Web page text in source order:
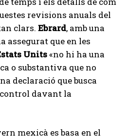
revisions anuals del
clars. Ebrard, amb una
assegurat que en les
Units«no hi ha una
o substantiva que no
declaració que busca
davant la
mexicà es basa en el